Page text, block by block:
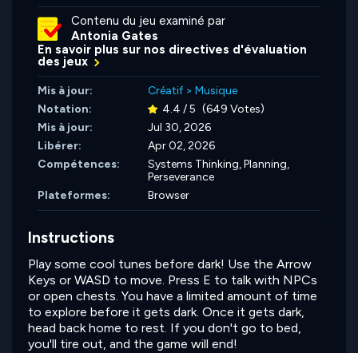
Contenu du jeu examiné par
Antonia Gates
En savoir plus sur nos directives d'évaluation
des jeux
Mis à jour: Créatif> Musique
Notation:
4.4 / 5 (649 Votes)
Mis à jour:
Jul 30, 2026
Libérer:
Apr 02, 2026
Compétences:
Systems Thinking,Planning,
Perseverance
Plateformes:
Browser
Instructions
Play some cool tunes before dark! Use the Arrow
Keys or WASD to move. Press E to talk with NPCs
or open chests. You have a limited amount of time
to explore before it gets dark. Once it gets dark,
head back home to rest. If you don't go to bed,
you'll tire out, and the game will end!